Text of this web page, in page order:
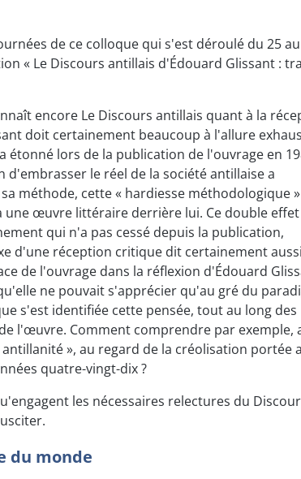
de ce colloque qui s'est déroulé du 25
« Le Discours antillais d'Édouard Glissant :
encore Le Discours antillais quant à la
doit certainement beaucoup à l'allure
étonné lors de la publication de l'ouvrage en
le réel de la société antillaise a
méthode, cette « hardiesse méthodologique »
une œuvre littéraire derrière lui. Ce double
qui n'a pas cessé depuis la publication,
d'une réception critique dit certainement
de l'ouvrage dans la réflexion d'Édouard
ne pouvait s'apprécier qu'au gré du
s'est identifiée cette pensée, tout au long des
l'œuvre. Comment comprendre par exemple,
», au regard de la créolisation portée
quatre-vingt-dix ?
les nécessaires relectures du
du monde